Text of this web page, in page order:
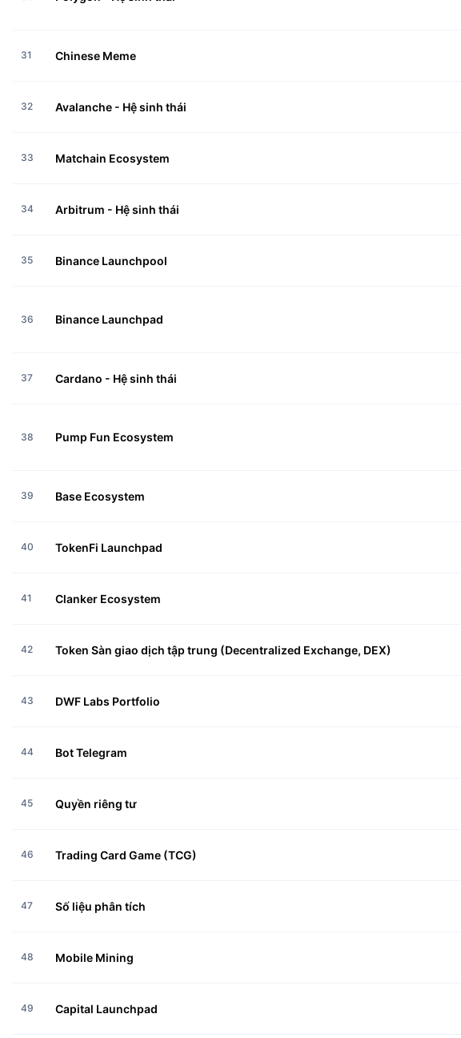
31 Chinese Meme
32 Avalanche - Hệ sinh thái
33 Matchain Ecosystem
34 Arbitrum - Hệ sinh thái
35 Binance Launchpool
36 Binance Launchpad
37 Cardano - Hệ sinh thái
38 Pump Fun Ecosystem
39 Base Ecosystem
40 TokenFi Launchpad
41 Clanker Ecosystem
42 Token Sàn giao dịch tập trung (Decentralized Exchange, DEX)
43 DWF Labs Portfolio
44 Bot Telegram
45 Quyền riêng tư
46 Trading Card Game (TCG)
47 Số liệu phân tích
48 Mobile Mining
49 Capital Launchpad